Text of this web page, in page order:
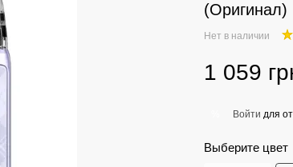
(Оригинал)
Нет в наличии
1 059
Войти для
Выберите цвет